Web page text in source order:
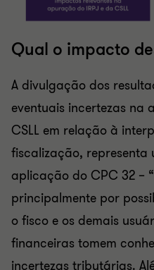
Qual o impacto
A divulgação dos
eventuais incertezas na
CSLL em relação à
fiscalização, representa
aplicação do CPC 32 –
principalmente por
o fisco e os demais
financeiras tomem
incertezas tributárias.